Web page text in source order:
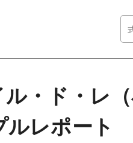
・ド・レ
レポート